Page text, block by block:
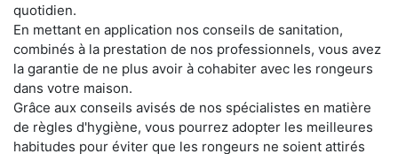
quotidien.
En mettant en application nos conseils de sanitation,
combinés à la prestation de nos professionnels, vous avez
la garantie de ne plus avoir à cohabiter avec les rongeurs
dans votre maison.
Grâce aux conseils avisés de nos spécialistes en matière
de règles d'hygiène, vous pourrez adopter les meilleures
habitudes pour éviter que les rongeurs ne soient attirés